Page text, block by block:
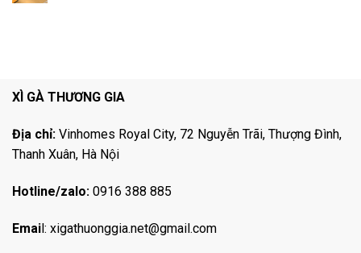
XÌ GÀ THƯƠNG GIA
Địa chỉ: Vinhomes Royal City, 72 Nguyễn Trãi, Thượng Đình,
Thanh Xuân, Hà Nội
Hotline/zalo: 0916 388 885
Email: xigathuonggia.net@gmail.com